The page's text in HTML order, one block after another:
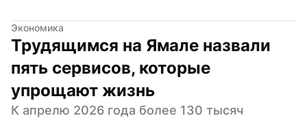
Экономика
Трудящимся на Ямале назвали
пять сервисов, которые
упрощают жизнь
К апрелю 2026 года более 130 тысяч